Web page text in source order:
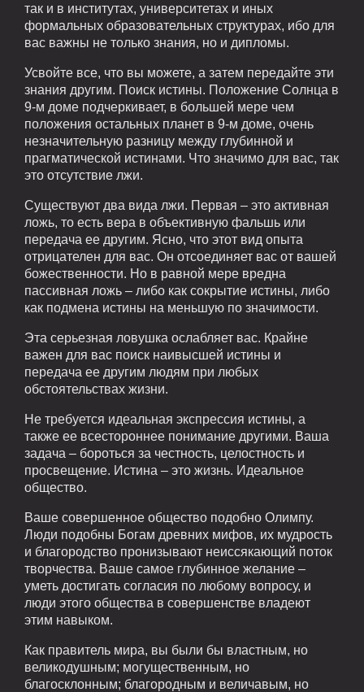
так и в институтах, университетах и иных
формальных образовательных структурах, ибо для
вас важны не только знания, но и дипломы.
Усвойте все, что вы можете, а затем передайте эти
знания другим. Поиск истины. Положение Солнца в
9-м доме подчеркивает, в большей мере чем
положения остальных планет в 9-м доме, очень
незначительную разницу между глубинной и
прагматической истинами. Что значимо для вас, так
это отсутствие лжи.
Существуют два вида лжи. Первая – это активная
ложь, то есть вера в объективную фальшь или
передача ее другим. Ясно, что этот вид опыта
отрицателен для вас. Он отсоединяет вас от вашей
божественности. Но в равной мере вредна
пассивная ложь – либо как сокрытие истины, либо
как подмена истины на меньшую по значимости.
Эта серьезная ловушка ослабляет вас. Крайне
важен для вас поиск наивысшей истины и
передача ее другим людям при любых
обстоятельствах жизни.
Не требуется идеальная экспрессия истины, а
также ее всестороннее понимание другими. Ваша
задача – бороться за честность, целостность и
просвещение. Истина – это жизнь. Идеальное
общество.
Ваше совершенное общество подобно Олимпу.
Люди подобны Богам древних мифов, их мудрость
и благородство пронизывают неиссякающий поток
творчества. Ваше самое глубинное желание –
уметь достигать согласия по любому вопросу, и
люди этого общества в совершенстве владеют
этим навыком.
Как правитель мира, вы были бы властным, но
великодушным; могущественным, но
благосклонным; благородным и величавым, но